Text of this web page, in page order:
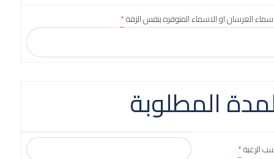
العرسان او الاسماء المتوفره بنفس الزفة*
المطلوبة
الرغبة*